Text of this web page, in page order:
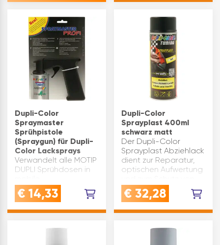
der Lackspray
trocknet…
Dupli-Color
Spraymaster
Sprühpistole
(Spraygun) für Dupli-
Color Lacksprays
Verwandelt alle MOTIP
DUPLI Sprühdosen in
Sprühpistolen.Für
sauberes Lackieren -
Finger.Ermöglicht
ermüdungsfreies
€ 14,33
Dupli-Color
Sprayplast 400ml
schwarz matt
Der Dupli-Color
Sprayplast Abziehlack
dient zur Reparatur,
optischen Aufwertung
Felgen sowie anderen
Autoteilen und
Lack kann auf Metall,
lackierfähigen
€ 32,28